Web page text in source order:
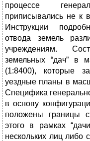
процессе
приписывались не к
Инструкции
отвода земель
учреждениям.
земельных “дач” в
(1:8400), которые
уездные планы в
Специфика
в основу
положены границы
этого в рамках
нескольких лиц либо